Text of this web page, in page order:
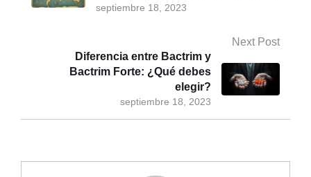
septiembre 18, 2023
Next Post
septiembre 18, 2023
Diferencia entre Bactrim y
Bactrim Forte: ¿Qué debes
elegir?